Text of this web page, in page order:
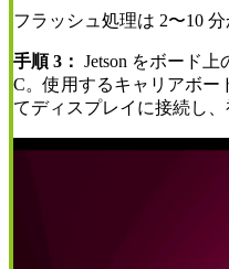
フラッシュ処理は 2〜10
手順 3： Jetson をボード
C。使用するキャリアボー
てディスプレイに接続し